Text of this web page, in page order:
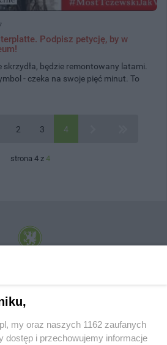
Podpisz petycję, by w
będzie remontowany latami.
- czeka na swoje pięć minut. To
2 3 4
strona 4 z 4
z o.o. Internetowy Serwis Informacyjny Miasta
my oraz naszych 1162 zaufanych
dostęp i przechowujemy informacje